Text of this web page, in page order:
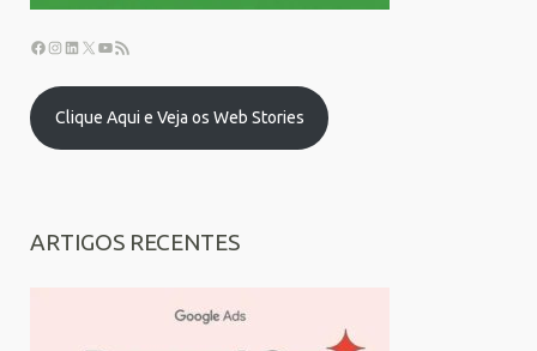
Clique Aqui e Veja os Web Stories
ARTIGOS RECENTES